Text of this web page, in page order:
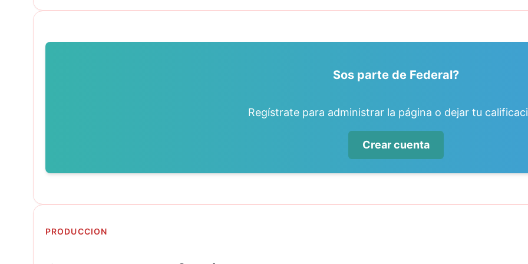
Sos parte de Federal?
Regístrate para administrar la página o dejar tu
Crear cuenta
PRODUCCION